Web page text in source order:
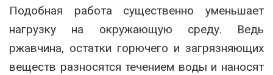
Подобная работа существенно уменьшает
нагрузку на окружающую среду. Ведь
ржавчина, остатки горючего и загрязняющих
веществ разносятся течением воды и наносят